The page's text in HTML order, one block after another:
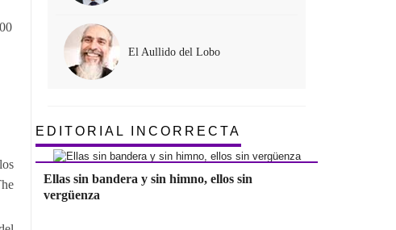
El Aullido del Lobo
EDITORIAL INCORRECTA
Ellas sin bandera y sin himno, ellos sin
vergüenza